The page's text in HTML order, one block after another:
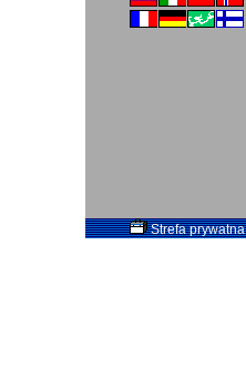
Strefa prywatna